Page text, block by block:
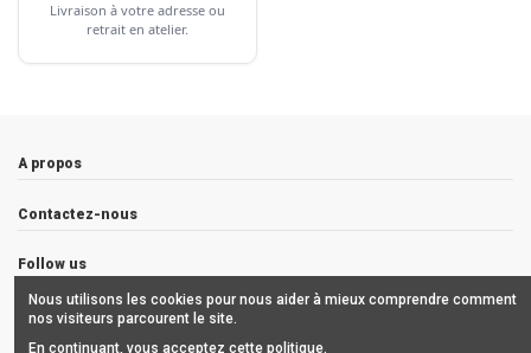
Livraison à votre adresse ou
retrait en atelier.
A propos
Contactez-nous
Follow us
Newsletter
Nous utilisons les cookies pour nous aider à mieux comprendre comment
nos visiteurs parcourent le site.
En continuant, vous acceptez cette politique.